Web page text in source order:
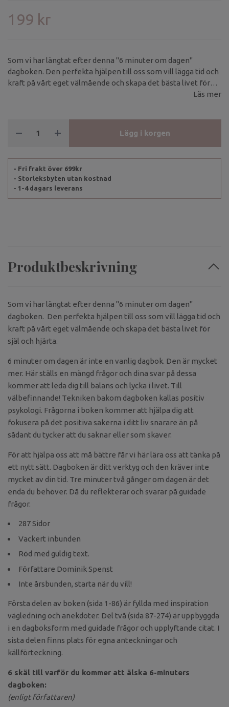
199 kr
Som vi har längtat efter denna "6 minuter om dagen"
dagboken. Den perfekta hjälpen till oss som vill lägga tid och
kraft på vårt eget välmående och skapa det bästa livet för
Läs mer
Lägg i korgen
- Fri frakt över 699kr
- Storleksbyten utan kostnad
- 1-4 dagars leverans
Produktbeskrivning
Som vi har längtat efter denna "6 minuter om dagen"
dagboken. Den perfekta hjälpen till oss som vill lägga tid och
kraft på vårt eget välmående och skapa det bästa livet för
själ och hjärta.
6 minuter om dagen är inte en vanlig dagbok. Den är mycket
mer. Här ställs en mängd frågor och dina svar på dessa
kommer att leda dig till balans och lycka i livet. Till
välbefinnande! Tekniken bakom dagboken kallas positiv
psykologi. Frågorna i boken kommer att hjälpa dig att
fokusera på det positiva sakerna i ditt liv snarare än på
sådant du tycker att du saknar eller som skaver.
För att hjälpa oss att må bättre får vi här lära oss att tänka på
ett nytt sätt. Dagboken är ditt verktyg och den kräver inte
mycket av din tid. Tre minuter två gånger om dagen är det
enda du behöver. Då du reflekterar och svarar på guidade
frågor.
287 Sidor
Vackert inbunden
Röd med guldig text.
Författare Dominik Spenst
Inte årsbunden, starta när du vill!
Första delen av boken (sida 1-86) är fyllda med inspiration
vägledning och anekdoter. Del två (sida 87-274) är uppbyggda
i en dagboksform med guidade frågor och upplyftande citat. I
sista delen finns plats för egna anteckningar och
källförteckning.
6 skäl till varför du kommer att älska 6-minuters
dagboken:
(enligt författaren)